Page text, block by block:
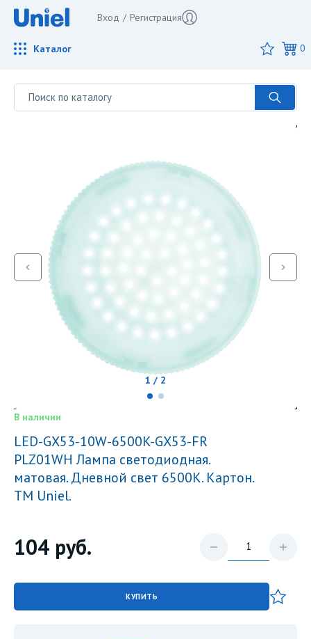
Вход / Регистрация
Каталог 0
1 / 2
В наличии
LED-GX53-10W-6500K-GX53-FR
PLZ01WH Лампа светодиодная.
матовая. Дневной свет 6500K. Картон.
ТМ Uniel.
104 руб.
КУПИТЬ